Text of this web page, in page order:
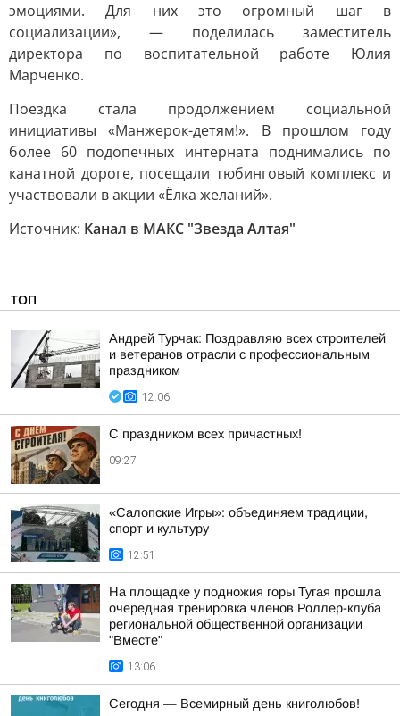
эмоциями. Для них это огромный шаг в
социализации», — поделилась заместитель
директора по воспитательной работе Юлия
Марченко.
Поездка стала продолжением социальной
инициативы «Манжерок-детям!». В прошлом году
более 60 подопечных интерната поднимались по
канатной дороге, посещали тюбинговый комплекс и
участвовали в акции «Ёлка желаний».
Источник: Канал в МАКС "Звезда Алтая"
ТОП
Андрей Турчак: Поздравляю всех строителей
и ветеранов отрасли с профессиональным
праздником
12:06
С праздником всех причастных!
09:27
«Салопские Игры»: объединяем традиции,
спорт и культуру
12:51
На площадке у подножия горы Тугая прошла
очередная тренировка членов Роллер-клуба
региональной общественной организации
"Вместе"
13:06
Сегодня — Всемирный день книголюбов!